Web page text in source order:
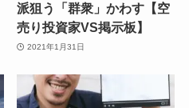
派狙う「群衆」かわす【空
売り投資家VS掲示板】
2021年1月31日